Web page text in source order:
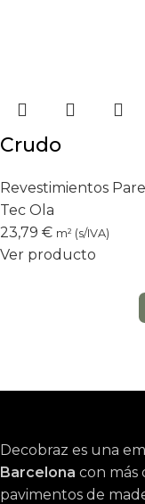
Crudo
Revestimientos
Tec Ola
23,79 € m² (s/IVA)
Ver producto
Decobraz es una
Barcelona con más
pavimentos de